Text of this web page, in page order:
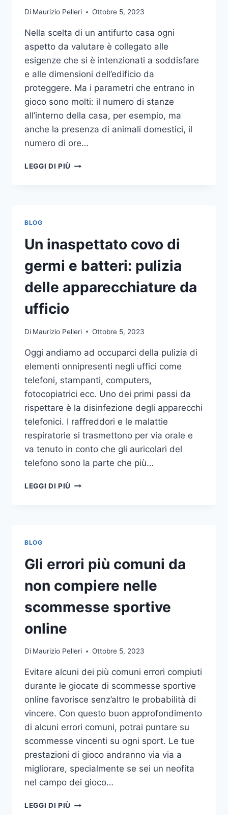
ECCO
SCEGLIERE
Di Maurizio Pelleri Ottobre 5, 2023
Nella scelta di un antifurto casa ogni
aspetto da valutare è collegato alle
esigenze che si è intenzionati a soddisfare
e alle dimensioni dell’edificio da
proteggere. Ma i parametri che entrano in
gioco sono molti: il numero di stanze
all’interno della casa, per esempio, ma
anche la presenza di animali domestici, il
numero di ore…
LEGGI DI PIÙ COME
BLOG
Un inaspettato covo di
germi e batteri: pulizia
delle apparecchiature da
ufficio
Di Maurizio Pelleri Ottobre 5, 2023
Oggi andiamo ad occuparci della pulizia di
elementi onnipresenti negli uffici come
telefoni, stampanti, computers,
fotocopiatrici ecc. Uno dei primi passi da
rispettare è la disinfezione degli apparecchi
telefonici. I raffreddori e le malattie
respiratorie si trasmettono per via orale e
va tenuto in conto che gli auricolari del
telefono sono la parte che più…
LEGGI DI PIÙ UN
PULIZIA
DELLE
APPARECCHIATURE
DA
BLOG
Gli errori più comuni da
non compiere nelle
scommesse sportive
online
Di Maurizio Pelleri Ottobre 5, 2023
Evitare alcuni dei più comuni errori compiuti
durante le giocate di scommesse sportive
online favorisce senz’altro le probabilità di
vincere. Con questo buon approfondimento
di alcuni errori comuni, potrai puntare su
scommesse vincenti su ogni sport. Le tue
prestazioni di gioco andranno via via a
migliorare, specialmente se sei un neofita
nel campo dei gioco…
LEGGI DI PIÙ GLI